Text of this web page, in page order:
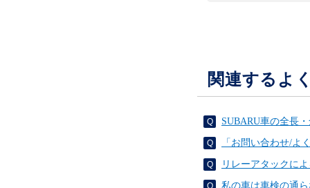
関連するよ
SUBARU車の全長
「お問い合わせ/よ
リレーアタックに
私の車は車検の通